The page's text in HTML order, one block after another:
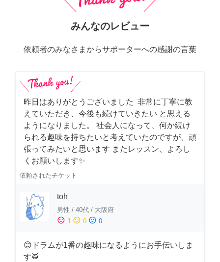
みんなのレビュー
依頼者のみなさまからサポーターへの感謝の言葉
昨日はありがとうございました 非常に丁寧に教
えていただき、今後も続けていきたい と思える
ようになりました。 社会人になって、何か続け
られる趣味を持ちたいと考えていたのですが、頑
張ってみたいと思います またレッスン、よろし
くお願いします✨
依頼されたチケット
toh
男性 / 40代 / 大阪府
sentiment_satisfied 1 sentiment_neutral 0 sentiment_dissatisfied 0
😊ドラムが1番の趣味になるようにお手伝いしま
す🥁